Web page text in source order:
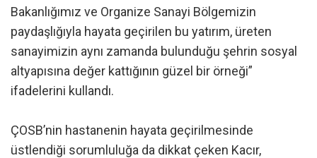
Bakanlığımız ve Organize Sanayi Bölgemizin
paydaşlığıyla hayata geçirilen bu yatırım, üreten
sanayimizin aynı zamanda bulunduğu şehrin sosyal
altyapısına değer kattığının güzel bir örneği”
ifadelerini kullandı.
ÇOSB’nin hastanenin hayata geçirilmesinde
üstlendiği sorumluluğa da dikkat çeken Kacır,